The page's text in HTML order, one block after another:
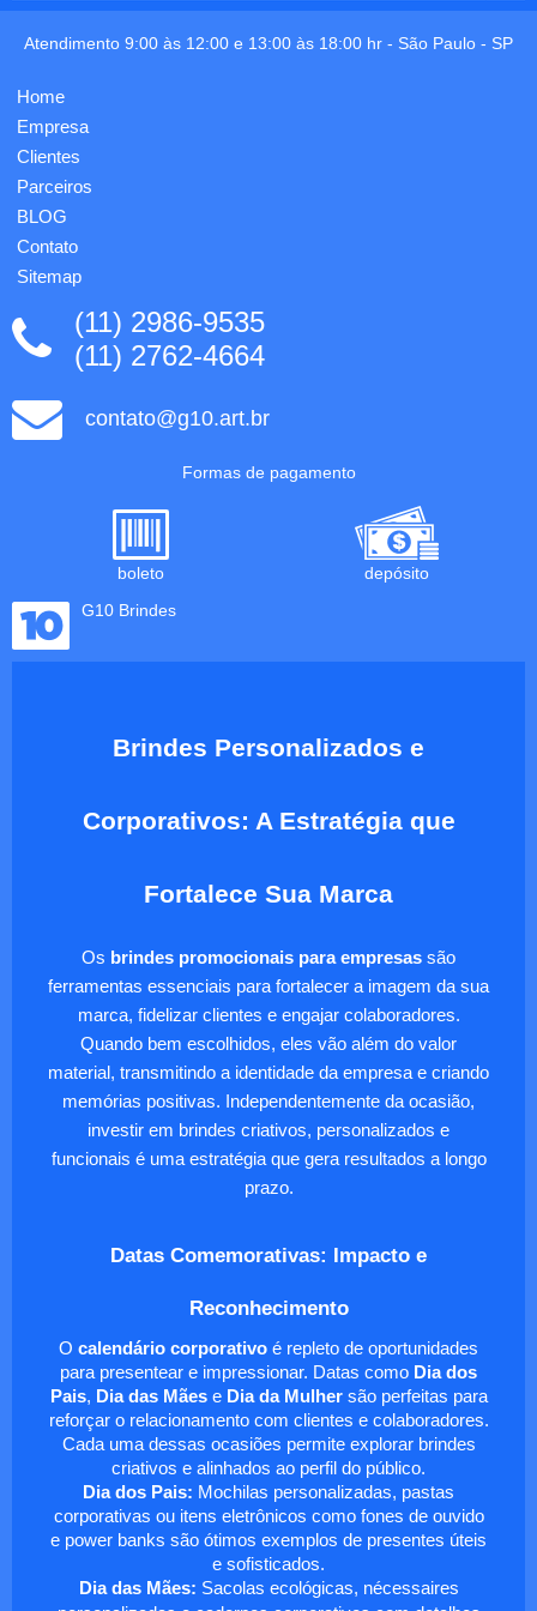
mm -
110 x 37
mm. 1
gravação
no cabo
já ...
também
Atendimento 9:00 às 12:00 e 13:00 às 18:00 hr - São Paulo - SP
Home
Empresa
Clientes
Parceiros
BLOG
Contato
Sitemap
(11) 2986-9535
(11) 2762-4664
contato@g10.art.br
Formas de pagamento
boleto
depósito
G10 Brindes
Brindes Personalizados e
Corporativos: A Estratégia que
Fortalece Sua Marca
Os brindes promocionais para empresas são
ferramentas essenciais para fortalecer a imagem da sua
marca, fidelizar clientes e engajar colaboradores.
Quando bem escolhidos, eles vão além do valor
material, transmitindo a identidade da empresa e criando
memórias positivas. Independentemente da ocasião,
investir em brindes criativos, personalizados e
funcionais é uma estratégia que gera resultados a longo
prazo.
Datas Comemorativas: Impacto e
Reconhecimento
O calendário corporativo é repleto de oportunidades
para presentear e impressionar. Datas como Dia dos
Pais, Dia das Mãese Dia da Mulhersão perfeitas para
reforçar o relacionamento com clientes e colaboradores.
Cada uma dessas ocasiões permite explorar brindes
criativos e alinhados ao perfil do público.
Dia dos Pais: Mochilas personalizadas, pastas
corporativas ou itens eletrônicos como fones de ouvido
e power banks são ótimos exemplos de presentes úteis
e sofisticados.
Dia das Mães: Sacolas ecológicas, nécessaires